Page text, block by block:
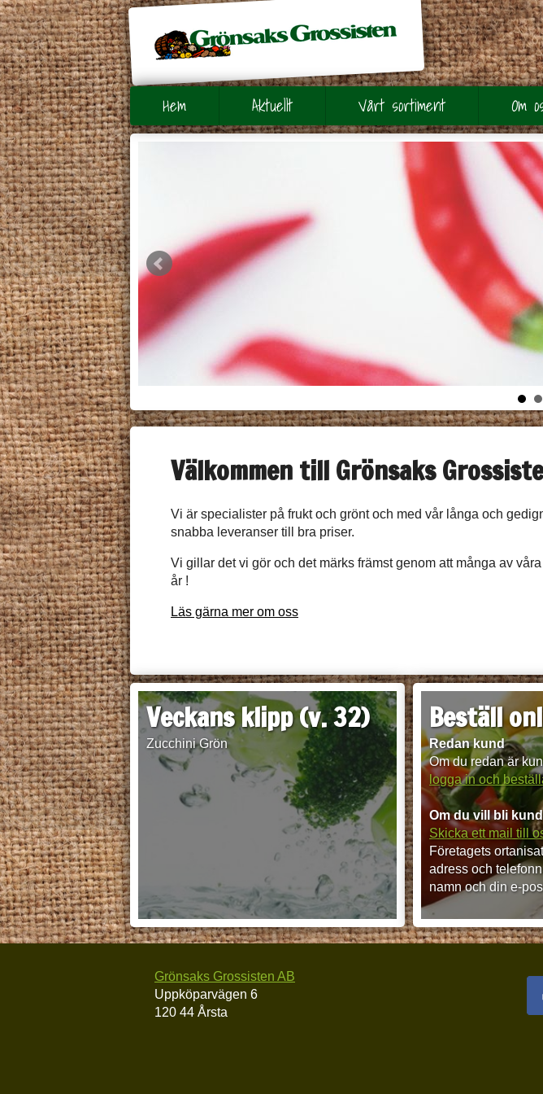
Hem Aktuellt Vårt sortiment Om
Välkommen till Grönsaks
Vi är specialister på frukt och grönt och med vår långa och
snabba leveranser till bra priser.
Vi gillar det vi gör och det märks främst genom att många av
år !
Läs gärna mer om oss
Veckans klipp (v. 32)
Zucchini Grön
Beställ
Redan kund
Om du redan är
logga in och
Om du vill bli kund
Skicka ett mail till
Företagets
adress och
namn och din e-
Grönsaks Grossisten AB
Uppköparvägen 6
120 44 Årsta